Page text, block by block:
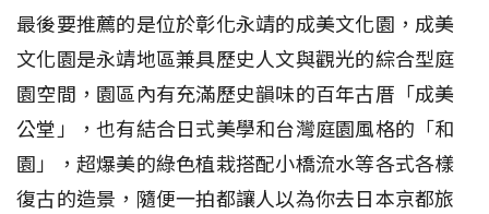
最後要推薦的是位於彰化永靖的成美文化園，成美
文化園是永靖地區兼具歷史人文與觀光的綜合型庭
園空間，園區內有充滿歷史韻味的百年古厝「成美
公堂」，也有結合日式美學和台灣庭園風格的「和
園」，超爆美的綠色植栽搭配小橋流水等各式各樣
復古的造景，隨便一拍都讓人以為你去日本京都旅